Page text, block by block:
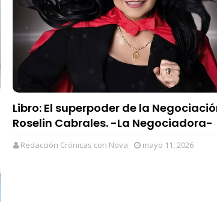
Libro: El superpoder de la
Roselin Cabrales. -La Negociadora-
Redacción Crónicas con Nova mayo 11, 2026